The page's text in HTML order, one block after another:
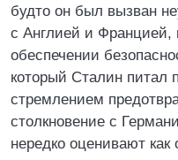
будто он был вызван
с Англией и Францией,
обеспечении
который Сталин питал
стремлением
столкновение с
нередко оценивают